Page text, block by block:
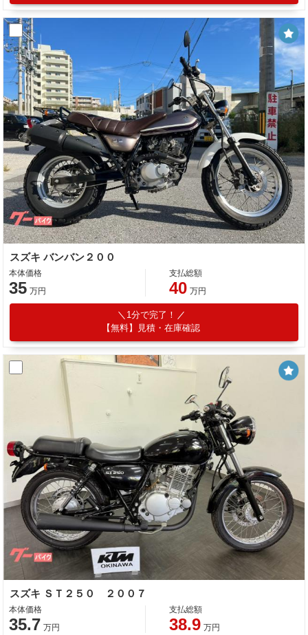
スズキ バンバン２００
本体価格
35 万円
支払総額
40 万円
1分で完了！
【無料】見積・在庫確認
スズキ ＳＴ２５０ ２００７
本体価格
35.7 万円
支払総額
38.9 万円